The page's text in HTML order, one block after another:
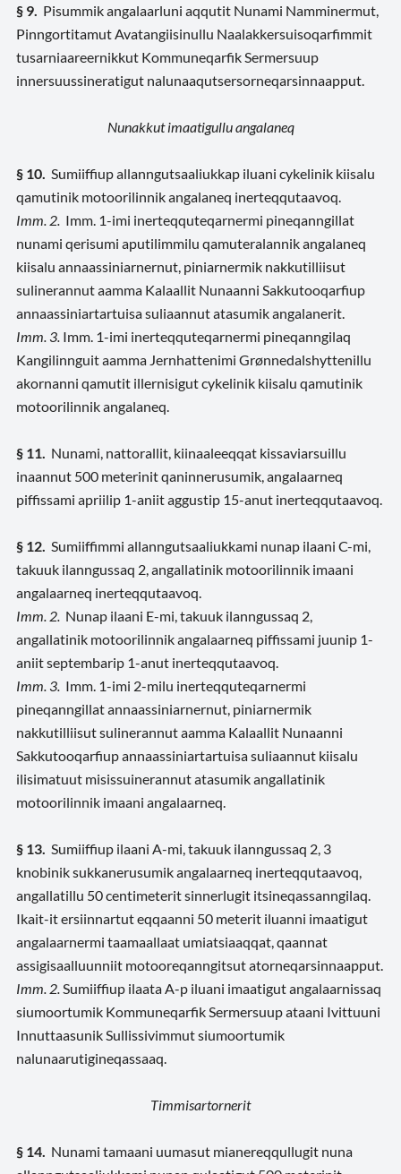
§ 9. Pisummik angalaarluni aqqutit Nunami Namminermut,
Pinngortitamut Avatangiisinullu Naalakkersuisoqarfimmit
tusarniaareernikkut Kommuneqarfik Sermersuup
innersuussineratigut nalunaaqutsersorneqarsinnaapput.
Nunakkut imaatigullu angalaneq
§ 10. Sumiiffiup allanngutsaaliukkap iluani cykelinik kiisalu
qamutinik motoorilinnik angalaneq inerteqqutaavoq.
Imm. 2. Imm. 1-imi inerteqquteqarnermi pineqanngillat
nunami qerisumi aputilimmilu qamuteralannik angalaneq
kiisalu annaassiniarnernut, piniarnermik nakkutilliisut
sulinerannut aamma Kalaallit Nunaanni Sakkutooqarfiup
annaassiniartartuisa suliaannut atasumik angalanerit.
Imm. 3. Imm. 1-imi inerteqquteqarnermi pineqanngilaq
Kangilinnguit aamma Jernhattenimi Grønnedalshyttenillu
akornanni qamutit illernisigut cykelinik kiisalu qamutinik
motoorilinnik angalaneq.
§ 11.
Nunami, nattorallit, kiinaaleeqqat kissaviarsuillu
inaannut 500 meterinit qaninnerusumik, angalaarneq
piffissami apriilip 1-aniit aggustip 15-anut inerteqqutaavoq.
§ 12. Sumiiffimmi allanngutsaaliukkami nunap ilaani C-mi,
takuuk ilanngussaq 2, angallatinik motoorilinnik imaani
angalaarneq inerteqqutaavoq.
Imm. 2. Nunap ilaani E-mi, takuuk ilanngussaq 2,
angallatinik motoorilinnik angalaarneq piffissami juunip 1-
aniit septembarip 1-anut inerteqqutaavoq.
Imm. 3. Imm. 1-imi 2-milu inerteqquteqarnermi
pineqanngillat annaassiniarnernut, piniarnermik
nakkutilliisut sulinerannut aamma Kalaallit Nunaanni
Sakkutooqarfiup annaassiniartartuisa suliaannut kiisalu
ilisimatuut misissuinerannut atasumik angallatinik
motoorilinnik imaani angalaarneq.
§ 13. Sumiiffiup ilaani A-mi, takuuk ilanngussaq 2, 3
knobinik sukkanerusumik angalaarneq inerteqqutaavoq,
angallatillu 50 centimeterit sinnerlugit itsineqassanngilaq.
Ikait-it ersiinnartut eqqaanni 50 meterit iluanni imaatigut
angalaarnermi taamaallaat umiatsiaaqqat, qaannat
assigisaalluunniit motooreqanngitsut atorneqarsinnaapput.
Imm. 2. Sumiiffiup ilaata A-p iluani imaatigut angalaarnissaq
siumoortumik Kommuneqarfik Sermersuup ataani Ivittuuni
Innuttaasunik Sullissivimmut siumoortumik
nalunaarutigineqassaaq.
Timmisartornerit
§ 14. Nunami tamaani uumasut mianereqqullugit nuna